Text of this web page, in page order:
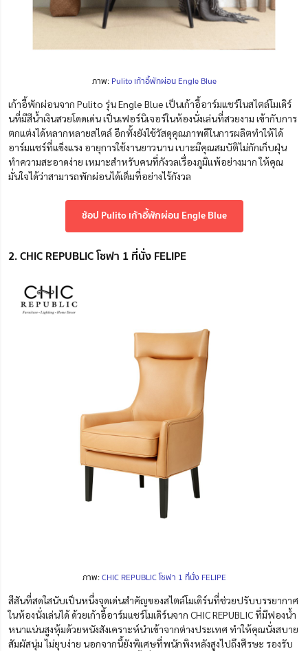
ภาพ: Pulito เก้าอี้พักผ่อน Engle Blue
เก้าอี้พักผ่อนจาก Pulito รุ่น Engle Blue เป็นเก้าอี้อาร์มแชร์ในสไตล์โมเดิร์
นที่มีสีน้ำเงินสวยโดดเด่น เป็นเฟอร์นิเจอร์ในห้องนั่งเล่นที่สวยงาม เข้ากับการ
ตกแต่งได้หลากหลายสไตล์ อีกทั้งยังใช้วัสดุคุณภาพดีในการผลิตทำให้ได้
อาร์มแชร์ที่แข็งแรง อายุการใช้งานยาวนาน เบาะมีคุณสมบัติไม่กักเก็บฝุ่น
ทำความสะอาดง่าย เหมาะสำหรับคนที่กังวลเรื่องภูมิแพ้อย่างมาก ให้คุณ
มั่นใจได้ว่าสามารถพักผ่อนได้เต็มที่อย่างไร้กังวล
ช้อป Pulito เก้าอี้พักผ่อน Engle Blue
2. CHIC REPUBLIC โซฟา 1 ที่นั่ง FELIPE
ภาพ:CHIC REPUBLIC โซฟา 1 ที่นั่ง FELIPE
สีสันที่สดใสนับเป็นหนึ่งจุดเด่นสำคัญของสไตล์โมเดิร์นที่ช่วยปรับบรรยากาศ
ในห้องนั่งเล่นได้ ด้วยเก้าอี้อาร์มแชร์โมเดิร์นจาก CHIC REPUBLIC ที่มีฟองน้ำ
หนาแน่นสูงหุ้มด้วยหนังสังเคราะห์นำเข้าจากต่างประเทศ ทำให้คุณนั่งสบาย
สัมผัสนุ่ม ไม่ยุบง่าย นอกจากนี้ยังพิเศษที่พนักพิงหลังสูงไปถึงศีรษะ รองรับ